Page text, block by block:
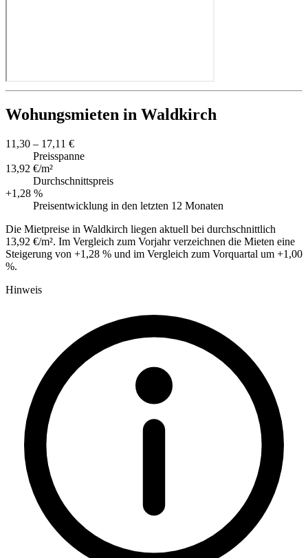
Wohungsmieten in Waldkirch
11,30 – 17,11 €
Preisspanne
13,92 €/m²
Durchschnittspreis
+1,28 %
Preisentwicklung in den letzten 12 Monaten
Die Mietpreise in Waldkirch liegen aktuell bei durchschnittlich
13,92 €/m². Im Vergleich zum Vorjahr verzeichnen die Mieten eine
Steigerung von +1,28 % und im Vergleich zum Vorquartal um +1,00
%.
Hinweis